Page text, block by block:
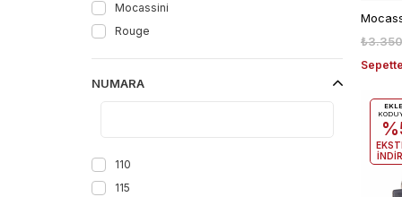
Mocassini
Rouge
NUMARA
110
115